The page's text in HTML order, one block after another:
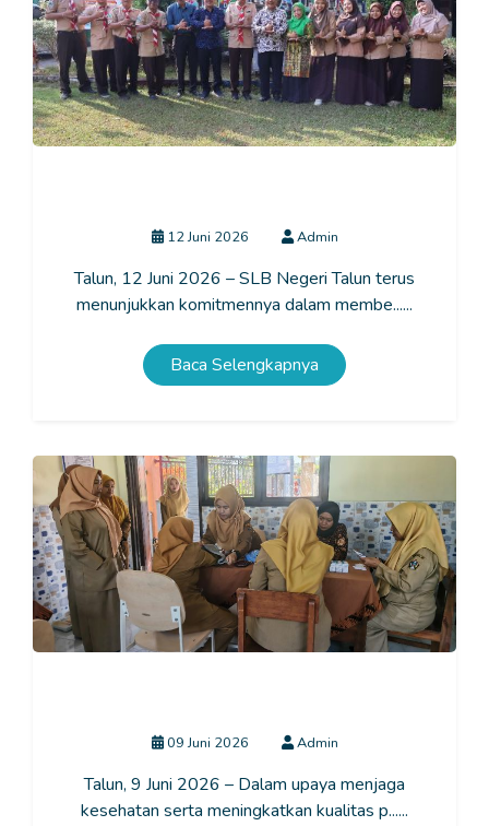
12 Juni 2026 Admin
Talun, 12 Juni 2026 – SLB Negeri Talun terus
menunjukkan komitmennya dalam membe......
Baca Selengkapnya
09 Juni 2026 Admin
Talun, 9 Juni 2026 – Dalam upaya menjaga
kesehatan serta meningkatkan kualitas p......